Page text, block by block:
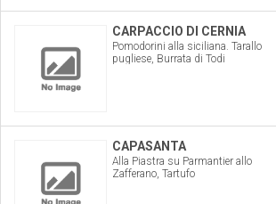
CARPACCIO DI CERNIA
Pomodorini alla siciliana. Tarallo
pugliese, Burrata di Todi
CAPASANTA
Alla Piastra su Parmantier allo
Zafferano, Tartufo